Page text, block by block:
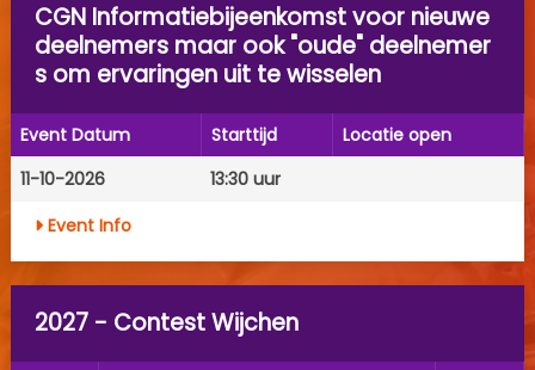
CGN Informatiebijeenkomst voor nieuwe
deelnemers maar ook "oude" deelnemer
s om ervaringen uit te wisselen
Event Datum Starttijd
Locatie open
11-10-2026
13:30 uur
Event Info
2027 - Contest Wijchen